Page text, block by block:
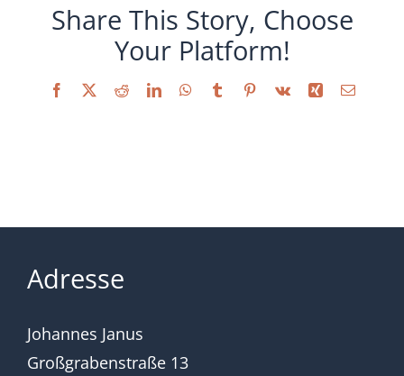
Share This Story, Choose
Your Platform!
Facebook
X RedditLinkedInWhatsApp
TumblrPinterest
Vk Xing E-
Adresse
Johannes Janus
Großgrabenstraße 13